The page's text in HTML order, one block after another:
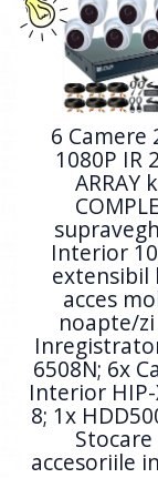
6 Camere
1080P IR
ARRAY
Interior
extensibil
acces
noapte/zi
6508N; 6x
Interior
8; 1x
Stocare
accesoriile